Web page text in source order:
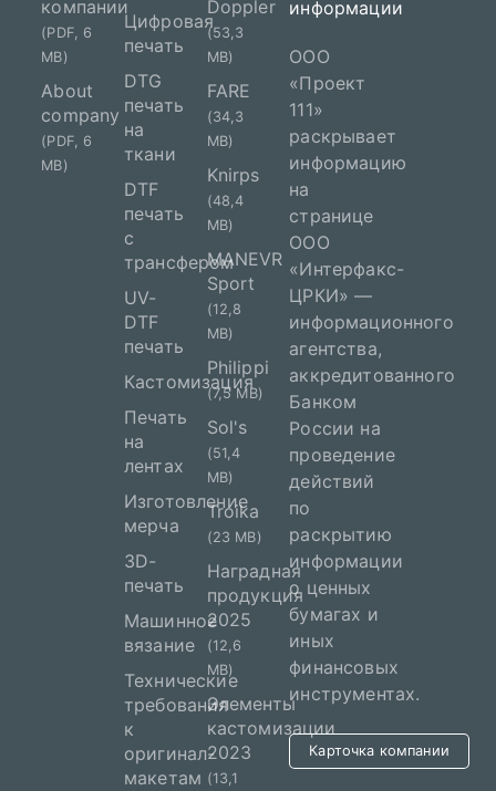
компании
(PDF, 6
MB)
About
company
(PDF, 6
MB)
Цифровая
печать
DTG
печать
на
ткани
DTF
печать
с
трансфером
UV-
DTF
печать
Кастомизация
Печать
на
лентах
Изготовление
мерча
3D-
печать
Машинное
вязание
Технические
требования
к
оригинал-
макетам
Doppler
(53,3
MB)
FARE
(34,3
MB)
Knirps
(48,4
MB)
MANEVR
Sport
(12,8
MB)
Philippi
(7,5 MB)
Sol's
(51,4
MB)
Troika
(23 MB)
Наградная
продукция
2025
(12,6
MB)
Элементы
кастомизации
2023
(13,1
информации
ООО
«Проект
111»
раскрывает
информацию
на
странице
ООО
«Интерфакс-
ЦРКИ» —
информационного
агентства,
аккредитованного
Банком
России на
проведение
действий
по
раскрытию
информации
о ценных
бумагах и
иных
финансовых
инструментах.
Карточка компании